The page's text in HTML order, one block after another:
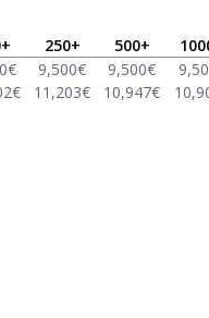
+ 250+ 500+
€ 9,500€ 9,500€
€ 11,203€ 10,947€